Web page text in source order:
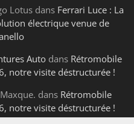
Lotus dans Ferrari Luce : La
électrique venue de
Auto dans Rétromobile
notre visite déstructurée !
dans Rétromobile
notre visite déstructurée !